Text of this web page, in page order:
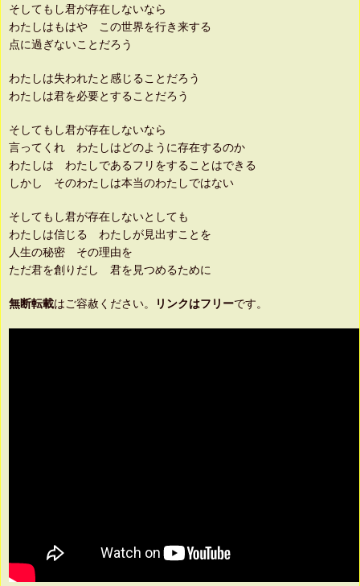
そしてもし君が存在しないなら
わたしはもはや この世界を行き来する
点に過ぎないことだろう
わたしは失われたと感じることだろう
わたしは君を必要とすることだろう
そしてもし君が存在しないなら
言ってくれ わたしはどのように存在するのか
わたしは わたしであるフリをすることはできる
しかし そのわたしは本当のわたしではない
そしてもし君が存在しないとしても
わたしは信じる わたしが見出すことを
人生の秘密 その理由を
ただ君を創りだし 君を見つめるために
無断転載はご容赦ください。 リンクはフリーです。